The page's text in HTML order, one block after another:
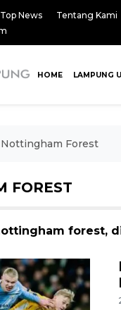
Top News
Tentang Kami
HOME LAMPUNG
Nottingham Forest
FOREST
forest,